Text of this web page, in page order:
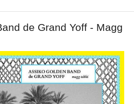
de Grand Yoff - Magg